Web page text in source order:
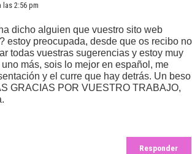
las 2:56 pm
dicho alguien que vuestro sito web
estoy preocupada, desde que os recibo no
todas vuestras sugerencias y estoy muy
más, sois lo mejor en español, me
y el curre que hay detrás. Un beso
GRACIAS POR VUESTRO TRABAJO,
Responder